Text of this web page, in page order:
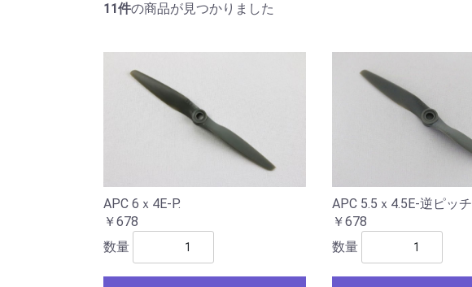
11件の商品が見つかりました
APC 6ｘ4E-P.
￥678
数量
APC 5.5ｘ4.5E-逆ピッチ
￥678
数量